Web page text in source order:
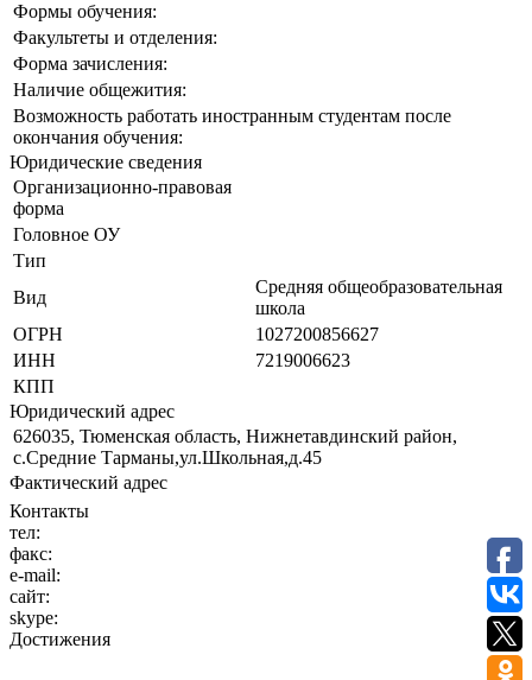
Формы обучения:
Факультеты и отделения:
Форма зачисления:
Наличие общежития:
Возможность работать иностранным студентам после
окончания обучения:
Юридические сведения
Организационно-правовая
форма
Головное ОУ
Тип
Вид
Средняя общеобразовательная
школа
ОГРН
1027200856627
ИНН
7219006623
КПП
Юридический адрес
626035, Тюменская область, Нижнетавдинский район,
с.Средние Тарманы,ул.Школьная,д.45
Фактический адрес
Контакты
тел:
факс:
e-mail:
сайт:
skype:
Достижения